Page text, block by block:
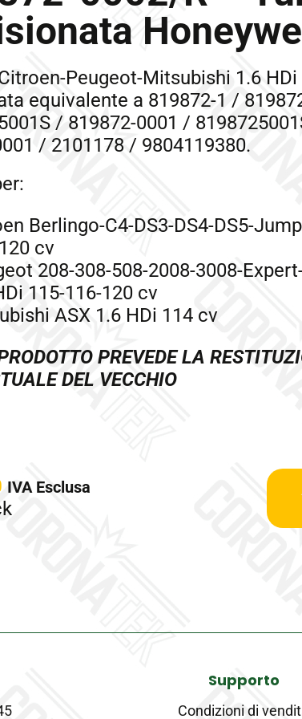
Peugeot-Mitsubishi 1.6 HDi
equivalente a 819872-1 /
/ 819872-0001 /
/ 2101178 / 9804119380.
Berlingo-C4-DS3-DS4-DS5-
cv
208-308-508-2008-3008-
115-116-120 cv
ASX 1.6 HDi 114 cv
PREVEDE LA
DEL VECCHIO
IVA Esclusa
819872-
Supporto
Condizioni di